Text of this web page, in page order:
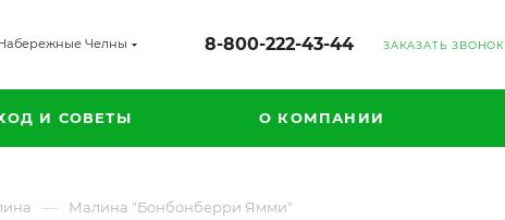
Челны 8-800-222-43-44 ЗАКАЗАТЬ ЗВОНОК
И СОВЕТЫ О КОМПАНИИ
— Малина "Бонбонберри Ямми"